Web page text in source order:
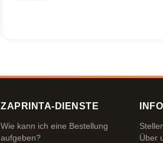
ZAPRINTA-DIENSTE
Wie kann ich eine Bestellung
aufgeben?
Über